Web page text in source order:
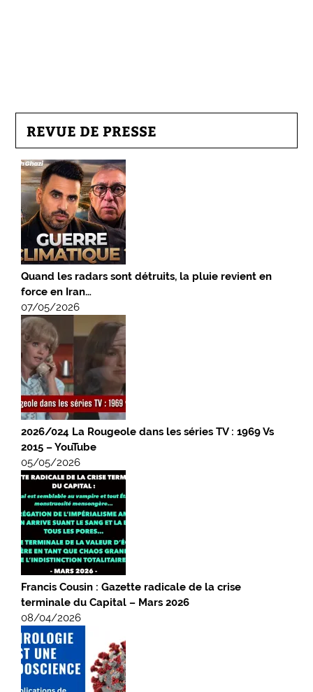
REVUE DE PRESSE
Quand les radars sont détruits, la pluie revient en
force en Iran…
07/05/2026
2026/024 La Rougeole dans les séries TV : 1969 Vs
2015 – YouTube
05/05/2026
Francis Cousin : Gazette radicale de la crise
terminale du Capital – Mars 2026
08/04/2026